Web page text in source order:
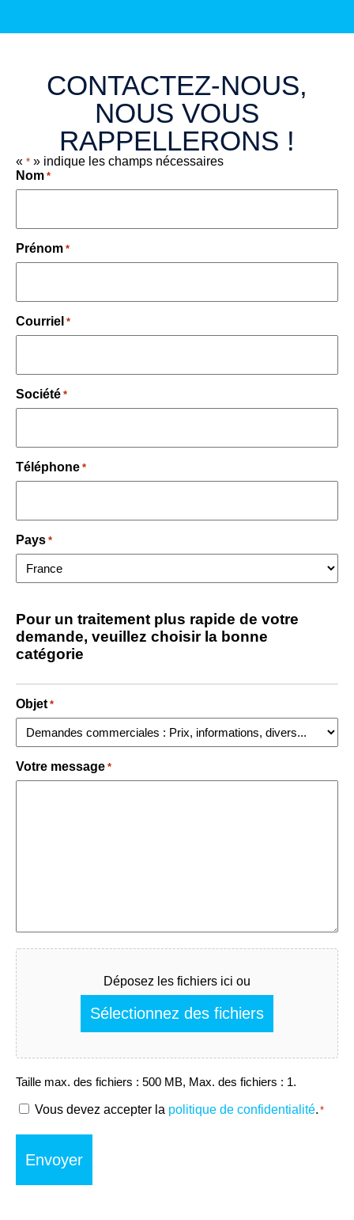
CONTACTEZ-NOUS,
NOUS VOUS
RAPPELLERONS !
« * » indique les champs nécessaires
Nom *
Prénom *
Courriel *
Société *
Téléphone *
Pays *
Pour un traitement plus rapide de votre
demande, veuillez choisir la bonne
catégorie
Objet *
Votre message *
Fichier
Déposez les fichiers ici ou
Sélectionnez des fichiers
Taille max. des fichiers : 500 MB, Max. des fichiers : 1.
RGPDVous devez accepter la politique de confidentialité. *